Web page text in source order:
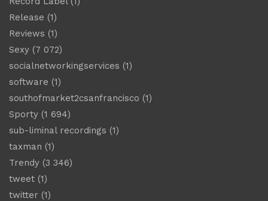
Release (1)
Reviews (1)
Sexy (7 072)
socialnetworkingservices (1)
software (1)
southofmarket2csanfrancisco (1)
Sporty (1 694)
sub-liminal recordings (1)
taxman (1)
Trendy (3 346)
tweet (1)
twitter (1)